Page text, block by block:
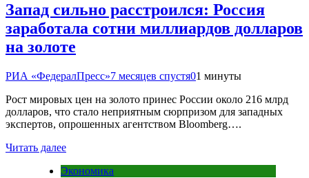
Запад сильно расстроился: Россия
заработала сотни миллиардов долларов
на золоте
РИА «ФедералПресс»7 месяцев спустя01 минуты
Рост мировых цен на золото принес России около 216 млрд
долларов, что стало неприятным сюрпризом для западных
экспертов, опрошенных агентством Bloomberg….
Читать далее
Экономика